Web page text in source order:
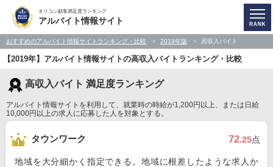
オリコン顧客満足度ランキング
アルバイト情報サイト
おすすめのアルバイト情報サイトランキング・比較 2019年版 高収入バイト
【2019年】アルバイト情報サイトの高収入バイトランキング・比較
高収入バイト 満足度ランキング
アルバイト情報サイトを利用して、就業時の時給が1,200円以上、または日給
10,000円以上の求人に応募した人を対象とする。
タウンワーク 72.25点
地域を大分細かく指定できる。地域に根差したような求人か